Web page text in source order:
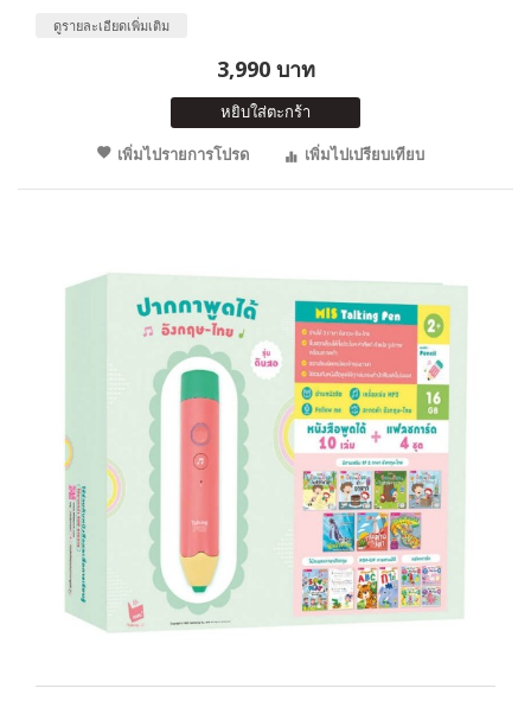
ดูรายละเอียดเพิ่มเติม
3,990 บาท
หยิบใส่ตะกร้า
เพิ่มไปรายการโปรด
เพิ่มไปเปรียบเทียบ